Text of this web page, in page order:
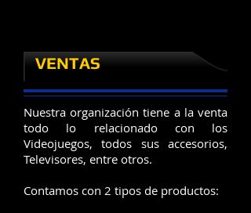
VENTAS
Nuestra organización tiene a la venta
todo lo relacionado con los
Videojuegos, todos sus accesorios,
Televisores, entre otros.
Contamos con 2 tipos de productos: